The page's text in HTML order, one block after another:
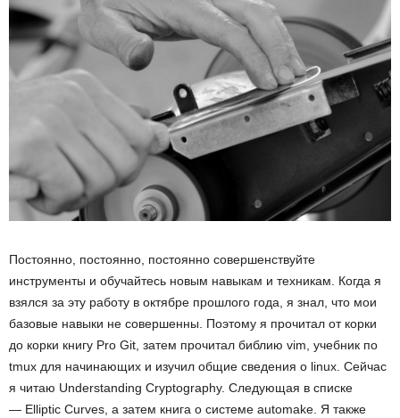
Постоянно, постоянно, постоянно совершенствуйте
инструменты и обучайтесь новым навыкам и техникам. Когда я
взялся за эту работу в октябре прошлого года, я знал, что мои
базовые навыки не совершенны. Поэтому я прочитал от корки
до корки книгу Pro Git, затем прочитал библию vim, учебник по
tmux для начинающих и изучил общие сведения о linux. Сейчас
я читаю Understanding Cryptography. Следующая в списке
— Elliptic Curves, а затем книга о системе automake. Я также